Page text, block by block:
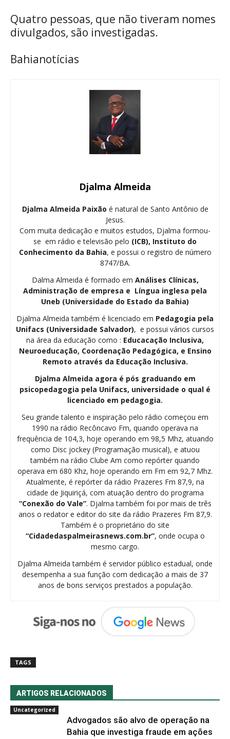
Quatro pessoas, que não tiveram nomes
divulgados, são investigadas.
Bahianotícias
Djalma Almeida
Djalma Almeida Paixão é natural de Santo Antônio de
Jesus.
Com muita dedicação e muitos estudos, Djalma formou-
se em rádio e televisão pelo (ICB), Instituto do
Conhecimento da Bahia, e possui o registro de número
8747/BA.
Dalma Almeida é formado em Análises Clínicas,
Administração de empresa e Língua inglesa pela
Uneb (Universidade do Estado da Bahia)
Djalma Almeida também é licenciado em Pedagogia pela
Unifacs (Universidade Salvador), e possui vários cursos
na área da educação como : Educacação Inclusiva,
Neuroeducação, Coordenação Pedagógica, e Ensino
Remoto através da Educação Inclusiva.
Djalma Almeida agora é pós graduando em
psicopedagogia pela Unifacs, universidade o qual é
licenciado em pedagogia.
Seu grande talento e inspiração pelo rádio começou em
1990 na rádio Recôncavo Fm, quando operava na
frequência de 104,3, hoje operando em 98,5 Mhz, atuando
como Disc jockey (Programação musical), e atuou
também na rádio Clube Am como repórter quando
operava em 680 Khz, hoje operando em Fm em 92,7 Mhz.
Atualmente, é repórter da rádio Prazeres Fm 87,9, na
cidade de Jiquiriçá, com atuação dentro do programa
“Conexão do Vale”. Djalma também foi por mais de três
anos o redator e editor do site da rádio Prazeres Fm 87,9.
Também é o proprietário do site
“Cidadedaspalmeirasnews.com.br”, onde ocupa o
mesmo cargo.
Djalma Almeida também é servidor público estadual, onde
desempenha a sua função com dedicação a mais de 37
anos de bons serviços prestados a população.
TAGS
ARTIGOS RELACIONADOS
Uncategorized
Advogados são alvo de operação na
Bahia que investiga fraude em ações